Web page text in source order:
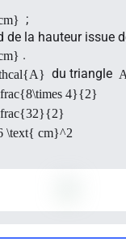
;
de la hauteur issue
.
du triangle
4}{2}
\text{ cm}^2